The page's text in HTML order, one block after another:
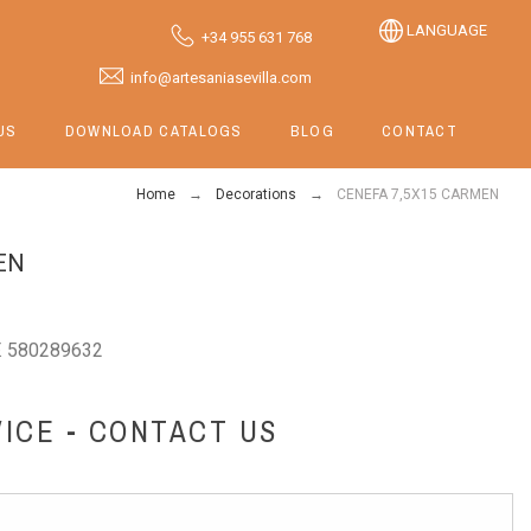
+34 955 631 768
info@artesaniasevilla.com
LANGUAGE
DOWNLOAD CATALOGS BLOG CONTACT
Home Decorations CENEFA 7,5X15 CARMEN
580289632
- CONTACT US